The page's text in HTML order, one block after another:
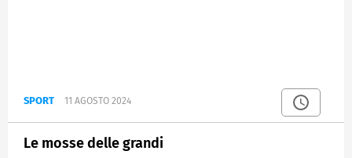
SPORT 11 AGOSTO 2024
Le mosse delle grandi